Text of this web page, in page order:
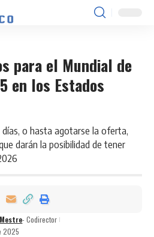
para el Mundial de
en los Estados
o hasta agotarse la oferta,
darán la posibilidad de tener
- Codirector
2025